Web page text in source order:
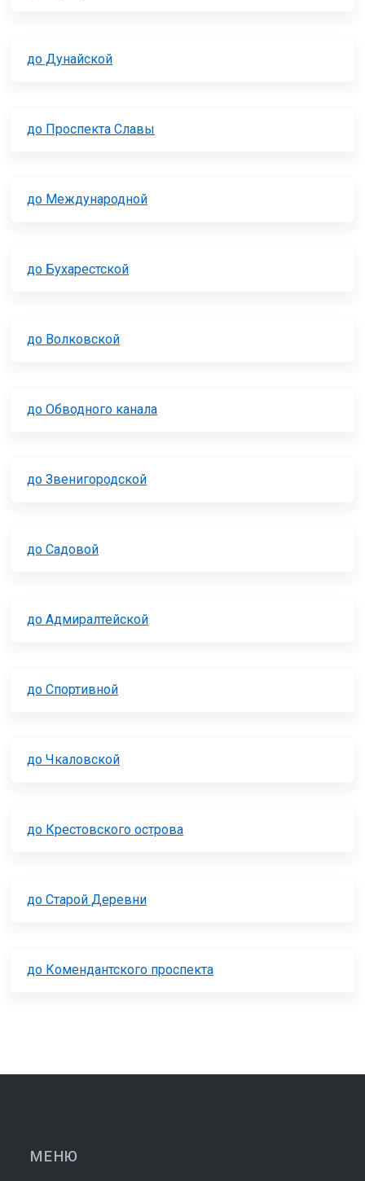
до Дунайской
до Проспекта Славы
до Международной
до Бухарестской
до Волковской
до Обводного канала
до Звенигородской
до Садовой
до Адмиралтейской
до Спортивной
до Чкаловской
до Крестовского острова
до Старой Деревни
до Комендантского проспекта
МЕНЮ